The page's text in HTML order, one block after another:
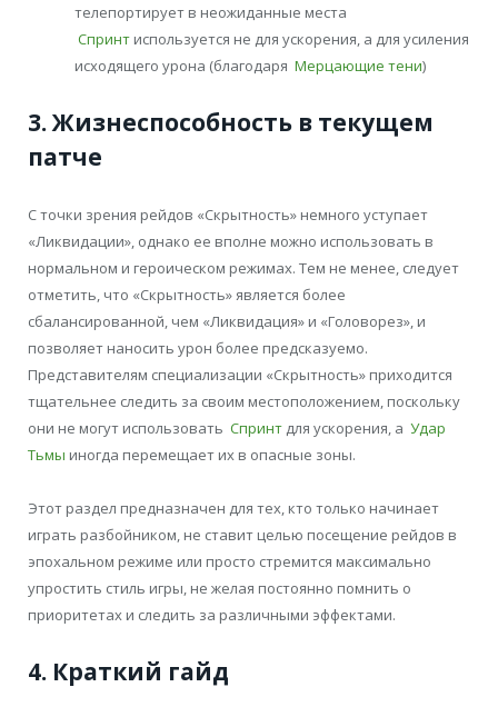
телепортирует в неожиданные места
Спринт используется не для ускорения, а для усиления
исходящего урона (благодаря Мерцающие тени)
3. Жизнеспособность в текущем
патче
С точки зрения рейдов «Скрытность» немного уступает
«Ликвидации», однако ее вполне можно использовать в
нормальном и героическом режимах. Тем не менее, следует
отметить, что «Скрытность» является более
сбалансированной, чем «Ликвидация» и «Головорез», и
позволяет наносить урон более предсказуемо.
Представителям специализации «Скрытность» приходится
тщательнее следить за своим местоположением, поскольку
они не могут использовать Спринт для ускорения, а Удар
Тьмы иногда перемещает их в опасные зоны.
Этот раздел предназначен для тех, кто только начинает
играть разбойником, не ставит целью посещение рейдов в
эпохальном режиме или просто стремится максимально
упростить стиль игры, не желая постоянно помнить о
приоритетах и следить за различными эффектами.
4. Краткий гайд